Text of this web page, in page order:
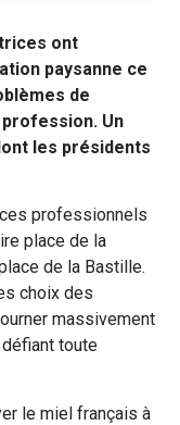
ont
paysanne ce
de
Un
les présidents
professionnels
place de la
de la Bastille.
choix des
massivement
toute
le miel français à